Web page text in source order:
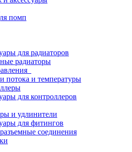
помп
для радиаторов
радиаторы
потока и температуры
для контроллеров
и удлинители
для фитингов
соединения